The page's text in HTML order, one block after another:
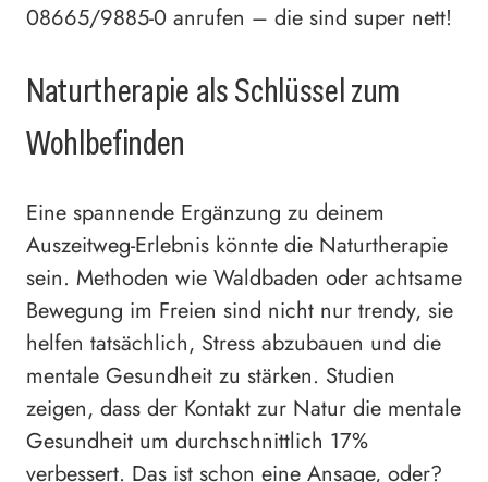
08665/9885-0 anrufen – die sind super nett!
Naturtherapie als Schlüssel zum
Wohlbefinden
Eine spannende Ergänzung zu deinem
Auszeitweg-Erlebnis könnte die Naturtherapie
sein. Methoden wie Waldbaden oder achtsame
Bewegung im Freien sind nicht nur trendy, sie
helfen tatsächlich, Stress abzubauen und die
mentale Gesundheit zu stärken. Studien
zeigen, dass der Kontakt zur Natur die mentale
Gesundheit um durchschnittlich 17%
verbessert. Das ist schon eine Ansage, oder?